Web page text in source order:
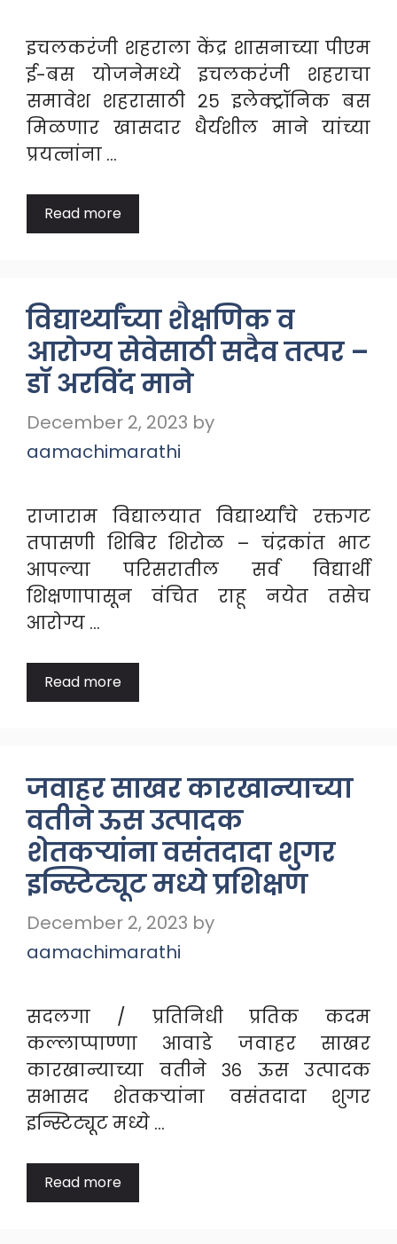
इचलकरंजी शहराला केंद्र शासनाच्या पीएम
ई-बस योजनेमध्ये इचलकरंजी शहराचा
समावेश शहरासाठी २५ इलेक्ट्रॉनिक बस
मिळणार खासदार धैर्यशील माने यांच्या
प्रयत्नांना …
Read more
विद्यार्थ्यांच्या शैक्षणिक व
आरोग्य सेवेसाठी सदैव तत्पर –
डॉ अरविंद माने
December 2, 2023 by
aamachimarathi
राजाराम विद्यालयात विद्यार्थ्यांचे रक्तगट
तपासणी शिबिर शिरोळ – चंद्रकांत भाट
आपल्या परिसरातील सर्व विद्यार्थी
शिक्षणापासून वंचित राहू नयेत तसेच
आरोग्य …
Read more
जवाहर साखर कारखान्याच्या
वतीने ऊस उत्पादक
शेतकऱ्यांना वसंतदादा शुगर
इन्स्टिट्यूट मध्ये प्रशिक्षण
December 2, 2023 by
aamachimarathi
सदलगा / प्रतिनिधी प्रतिक कदम
कल्लाप्पाण्णा आवाडे जवाहर साखर
कारखान्याच्या वतीने ३६ ऊस उत्पादक
सभासद शेतकऱ्यांना वसंतदादा शुगर
इन्स्टिट्यूट मध्ये …
Read more